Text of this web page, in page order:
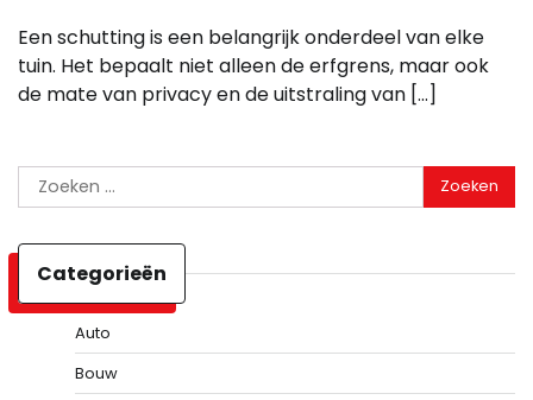
Een schutting is een belangrijk onderdeel van elke
tuin. Het bepaalt niet alleen de erfgrens, maar ook
de mate van privacy en de uitstraling van […]
Zoeken
naar:
Categorieën
Auto
Bouw